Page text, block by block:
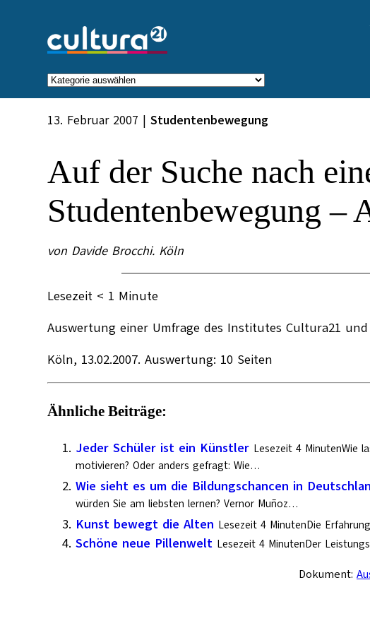
springen
Kategorien
13. Februar 2007 |Studentenbewegung
Auf der Suche nach
Studentenbewegung –
von Davide Brocchi. Köln
Lesezeit < 1 Minute
Auswertung einer Umfrage des Institutes Cultura21
Köln, 13.02.2007. Auswertung: 10 Seiten
Ähnliche Beiträge:
Jeder Schüler ist ein Künstler Lesezeit 4 MinutenWie
motivieren? Oder anders gefragt: Wie…
Wie sieht es um die Bildungschancen in
würden Sie am liebsten lernen? Vernor Muñoz…
Kunst bewegt die Alten Lesezeit 4 MinutenDie
Schöne neue Pillenwelt Lesezeit 4 MinutenDer
Dokument: